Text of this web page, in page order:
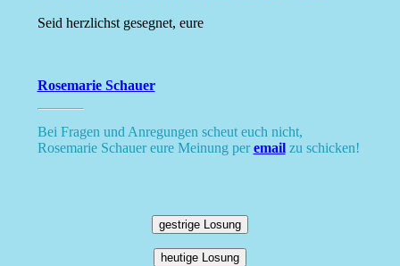
Seid herzlichst gesegnet, eure
Rosemarie Schauer
Bei Fragen und Anregungen scheut euch nicht,
Rosemarie Schauer eure Meinung peremailzu schicken!
gestrige Losung
heutige Losung